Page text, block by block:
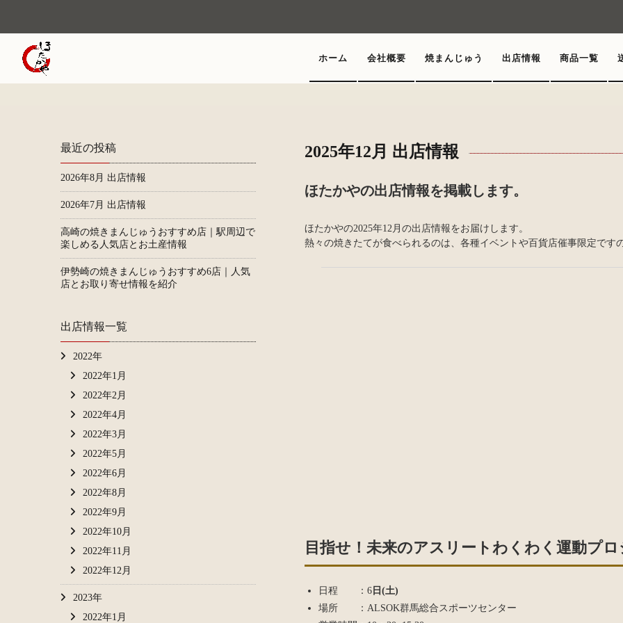
ホーム 会社概要 焼まんじゅう 出店情報 商品一覧
2025年12月 出店情報
ほたかやの出店情報を掲載します。
ほたかやの2025年12月の出店情報をお届けします。
熱々の焼きたてが食べられるのは、各種イベントや百貨店催事限定です
目指せ！未来のアスリートわくわく運動プロ
日程 ：6日(土)
場所 ：ALSOK群馬総合スポーツセンター
最近の投稿
2026年8月 出店情報
2026年7月 出店情報
高崎の焼きまんじゅうおすすめ店｜駅周辺で
楽しめる人気店とお土産情報
伊勢崎の焼きまんじゅうおすすめ6店｜人気
店とお取り寄せ情報を紹介
出店情報一覧
2022年
2022年1月
2022年2月
2022年4月
2022年3月
2022年5月
2022年6月
2022年8月
2022年9月
2022年10月
2022年11月
2022年12月
2023年
2022年1月